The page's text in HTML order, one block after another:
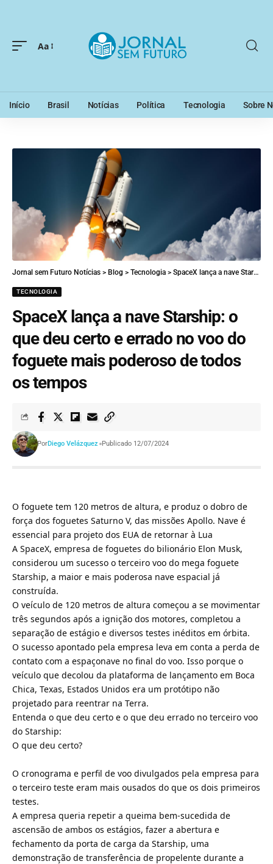
Aa
Início Brasil Notícias Política Tecnologia Sobre
Jornal sem Futuro Notícias > Blog > Tecnologia > SpaceX lança a nave Starship: o que deu certo e errado no voo do foguete mais poderoso de todos os tempos
TECNOLOGIA
SpaceX lança a nave Starship: o
que deu certo e errado no voo do
foguete mais poderoso de todos
os tempos
PorDiego Velázquez Publicado 12/07/2024
O foguete tem 120 metros de altura, e produz o dobro de
força dos foguetes Saturno V, das missões Apollo. Nave é
essencial para projeto dos EUA de retornar à Lua
A SpaceX, empresa de foguetes do bilionário Elon Musk,
considerou um sucesso o terceiro voo do mega foguete
Starship, a maior e mais poderosa nave espacial já
construída.
O veículo de 120 metros de altura começou a se movimentar
três segundos após a ignição dos motores, completou a
separação de estágio e diversos testes inéditos em órbita.
O sucesso apontado pela empresa leva em conta a perda de
contato com a espaçonave no final do voo. Isso porque o
veículo que decolou da plataforma de lançamento em Boca
Chica, Texas, Estados Unidos era um protótipo não
projetado para reentrar na Terra.
Entenda o que deu certo e o que deu errado no terceiro voo
do Starship:
O que deu certo?
O cronograma e perfil de voo divulgados pela empresa para
o terceiro teste eram mais ousados do que os dois primeiros
testes.
A empresa queria repetir a queima bem-sucedida de
ascensão de ambos os estágios, fazer a abertura e
fechamento da porta de carga da Starship, uma
demonstração de transferência de propelente durante a